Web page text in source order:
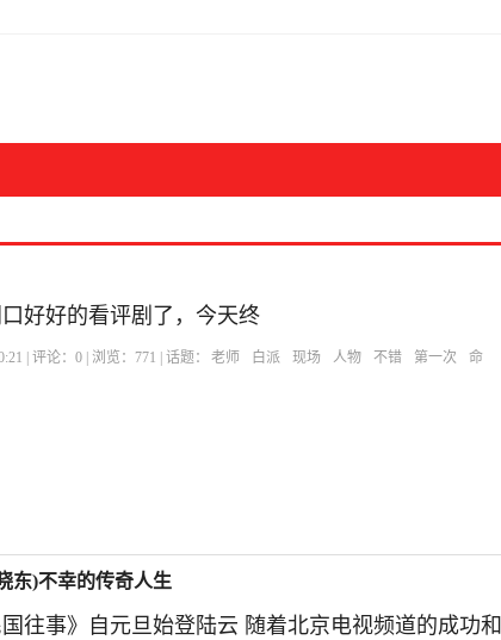
好好的看评剧了，今天终
| 评论：0 | 浏览： 771 | 话题： 老师 白派 现场 人物 不错 第一次
命
东)不幸的传奇人生
往事》自元旦始登陆云 随着北京电视频道的成功和